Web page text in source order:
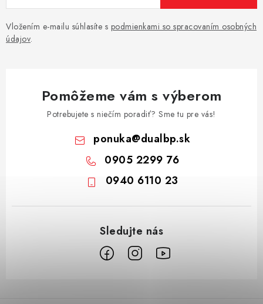
Vložením e-mailu súhlasíte s podmienkami so spracovaním osobných
údajov.
Pomôžeme vám s výberom
Potrebujete s niečím poradiť? Sme tu pre vás!
ponuka@dualbp.sk
0905 2299 76
0940 6110 23